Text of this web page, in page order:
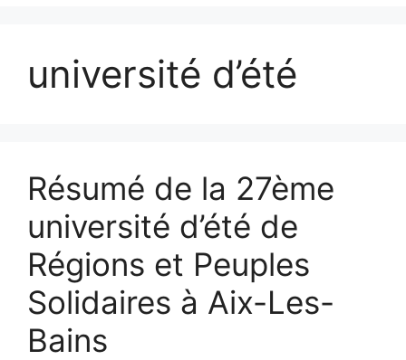
université d’été
Résumé de la 27ème
université d’été de
Régions et Peuples
Solidaires à Aix-Les-
Bains